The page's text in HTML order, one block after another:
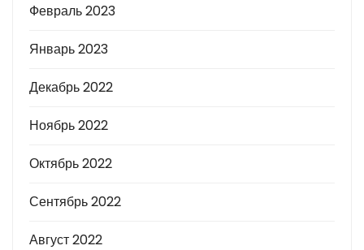
Февраль 2023
Январь 2023
Декабрь 2022
Ноябрь 2022
Октябрь 2022
Сентябрь 2022
Август 2022